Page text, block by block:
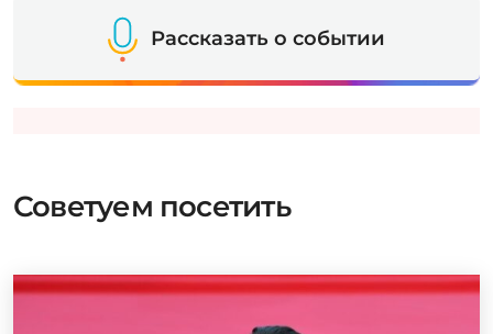
Рассказать о событии
Советуем посетить